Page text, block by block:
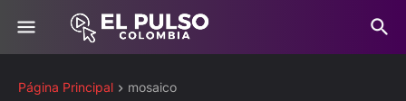
Página Principal mosaico